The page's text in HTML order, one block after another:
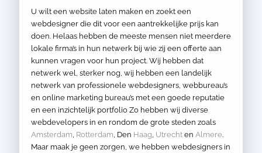
U wilt een website laten maken en zoekt een
webdesigner die dit voor een aantrekkelijke prijs kan
doen. Helaas hebben de meeste mensen niet meerdere
lokale firma’s in hun netwerk bij wie zij een offerte aan
kunnen vragen voor hun project. Wij hebben dat
netwerk wel, sterker nog, wij hebben een landelijk
netwerk van professionele webdesigners, webbureau’s
en online marketing bureau’s met een goede reputatie
en een inzichtelijk portfolio Zo hebben wij diverse
webdevelopers in en rondom de grote steden zoals
Amsterdam, Rotterdam, Den Haag, Utrecht en Almere.
Maar maak je geen zorgen, we hebben webdesigners in